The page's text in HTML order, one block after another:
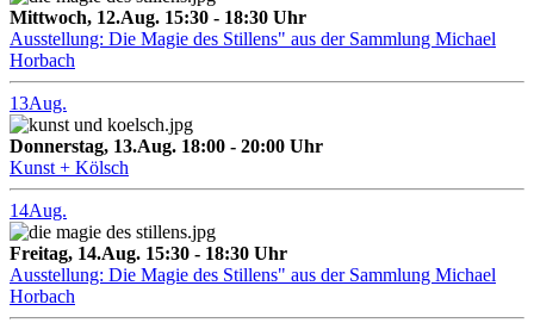
Mittwoch, 12.Aug. 15:30 - 18:30 Uhr
Ausstellung: Die Magie des Stillens" aus der Sammlung Michael
Horbach
13Aug.
Donnerstag, 13.Aug. 18:00 - 20:00 Uhr
Kunst + Kölsch
14Aug.
Freitag, 14.Aug. 15:30 - 18:30 Uhr
Ausstellung: Die Magie des Stillens" aus der Sammlung Michael
Horbach